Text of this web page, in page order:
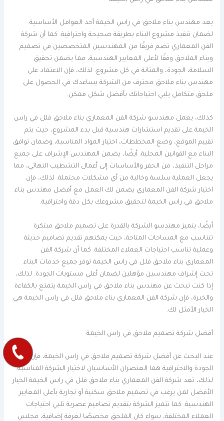
يعد مهندس بناء ملاحق في راس الخيمة أحد العوامل الأساسية
لضمان تنفيذ مشروع البناء بطريقة صحيحة واحترافية. كما أن شركة
الفن المعماري تضم فريقًا من المهندسين المتخصصين في تصميم
وبناء الملاحق وفقًا لأعلى المعايير الهندسية، مما يضمن تحقيق
السلامة، الجودة، والمتانة في كل مشروع. لذلك، فإن الاعتماد على
مهندس بناء ملاحق محترف من الشركة يساعدك في الحصول على
ملحق متكامل يلبي احتياجاتك بأفضل شكل ممكن.
كذلك، يعمل مهندسو شركة الفن المعماري بناء ملاحق فلل في راس
الخيمة على تقديم استشارات هندسية قبل بدء المشروع، حيث يتم
تقييم الموقع، وضع المخططات، اختيار المواد المناسبة، وضمان توافق
البناء مع القوانين المحلية. أيضًا، يضمن المهندس الإشراف على جميع
مراحل التنفيذ، من الحفر والأساسات إلى أعمال التشطيب النهائي، مما
يجعل العملية سلسة وخالية من أي مشكلات محتملة. لذلك، فإن
اختيار شركة الفن المعماري يضمن لك العمل مع أفضل مهندس بناء
ملاحق في راس الخيمة لتحقيق مشروعك بكل دقة واحترافية.
أيضًا، يتميز مهندسو الشركة بالقدرة على تصميم ملاحق مبتكرة
تتناسب مع المساحات المتاحة، حيث يمكنهم تقديم تصاميم حديثة
وعملية تناسب احتياجات العملاء المختلفة. كما أن شركة الفن
المعماري بناء ملاحق فلل في راس الخيمة توفر جميع خدمات البناء
تحت إشراف مهندسين مؤهلين لضمان أعلى مستويات الجودة. لذلك،
إذا كنت تبحث عن مهندس بناء ملاحق في راس الخيمة يتمتع بالكفاءة
والخبرة، فإن شركة الفن المعماري بناء ملاحق فلل في راس الخيمة هي
الخيار الأمثل لك.
أفضل شركة تصميم ملاحق في راس الخيمة
عند البحث عن أفضل شركة تصميم ملاحق في راس الخيمة، فإن
الجودة والاحترافية هما العنصران الأساسيان لاختيار الشركة المناسبة.
لذلك، تعد شركة الفن المعماري بناء ملاحق فلل في راس الخيمة الخيار
الأفضل لمن يرغب في تصميم ملاحق سكنية أو تجارية بأعلى المعايير
الهندسية. كما تتميز الشركة بتقديم تصاميم عصرية تلبي احتياجات
العملاء المختلفة، سواء كان الملحق مخصصًا لغرفة إضافية، مجلس